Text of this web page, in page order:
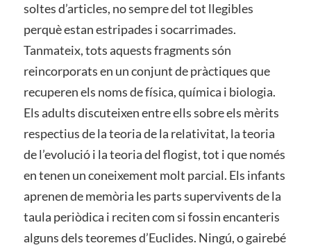
soltes d’articles, no sempre del tot llegibles
perquè estan estripades i socarrimades.
Tanmateix, tots aquests fragments són
reincorporats en un conjunt de pràctiques que
recuperen els noms de física, química i biologia.
Els adults discuteixen entre ells sobre els mèrits
respectius de la teoria de la relativitat, la teoria
de l’evolució i la teoria del flogist, tot i que només
en tenen un coneixement molt parcial. Els infants
aprenen de memòria les parts supervivents de la
taula periòdica i reciten com si fossin encanteris
alguns dels teoremes d’Euclides. Ningú, o gairebé